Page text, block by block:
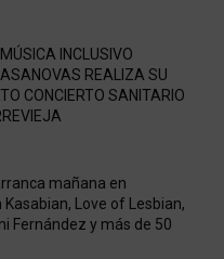
INCLUSIVO
REALIZA SU
CONCIERTO SANITARIO
mañana en
Love of Lesbian,
Fernández y más de 50